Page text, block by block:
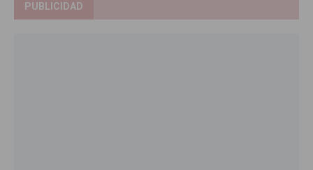
PUBLICIDAD